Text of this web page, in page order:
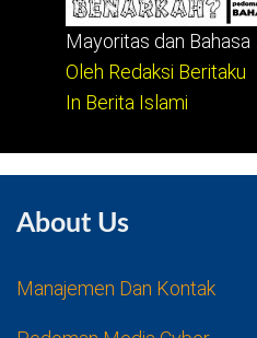
Mayoritas dan Bahasa …
Oleh Redaksi Beritaku
In Berita Islami
About Us
Manajemen Dan Kontak